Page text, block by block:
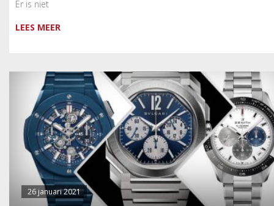
Er is niet
LEES MEER
26 januari 2021